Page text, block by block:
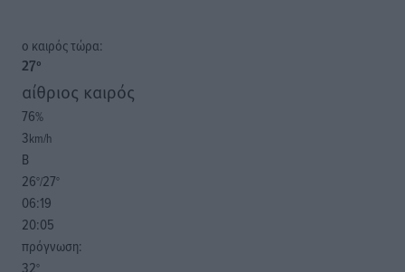
o καιρός τώρα:
27°
αίθριος καιρός
76%
3km/h
Β
26°/27°
06:19
20:05
πρόγνωση:
32°